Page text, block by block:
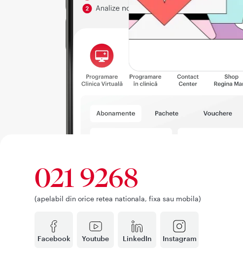
Facebook Youtube LinkedIn Instagram
021 9268
(apelabil din orice retea nationala, fixa sau mobila)